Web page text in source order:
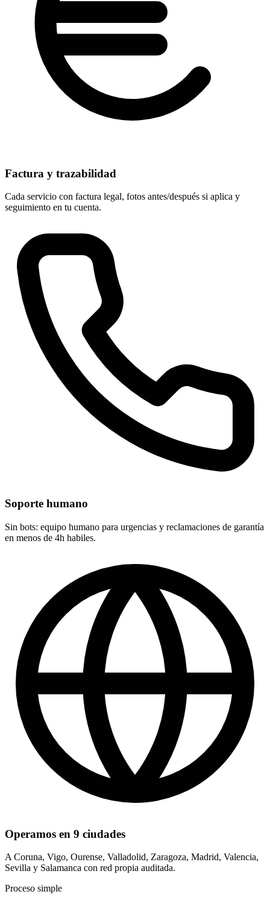
Factura y trazabilidad
Cada servicio con factura legal, fotos antes/después si aplica y
seguimiento en tu cuenta.
Soporte humano
Sin bots: equipo humano para urgencias y reclamaciones de garantía
en menos de 4h habiles.
Operamos en 9 ciudades
A Coruna, Vigo, Ourense, Valladolid, Zaragoza, Madrid, Valencia,
Sevilla y Salamanca con red propia auditada.
Proceso simple